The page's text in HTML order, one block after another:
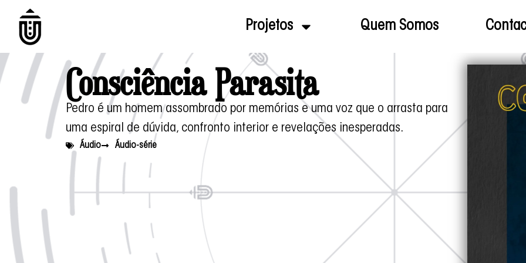
Projetos Quem Somos
Consciência Parasita
Pedro é um homem assombrado por memórias e uma voz que o arrasta para
uma espiral de dúvida, confronto interior e revelações inesperadas.
Áudio Áudio-série